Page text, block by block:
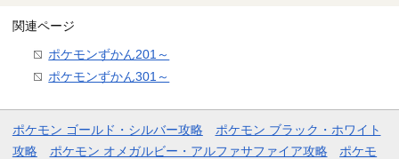
関連ページ
ポケモンずかん201～
ポケモンずかん301～
ポケモン ゴールド・シルバー攻略
ポケモン ブラック・ホワイト
攻略
ポケモン オメガルビー・アルファサファイア攻略
ポケモ